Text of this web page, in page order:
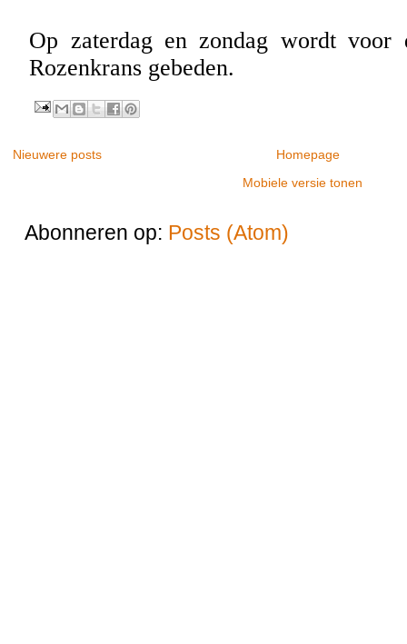
Op zaterdag en zondag wordt
Rozenkrans gebeden.
Nieuwere posts
Homepage
Mobiele versie tonen
Abonneren op: Posts (Atom)